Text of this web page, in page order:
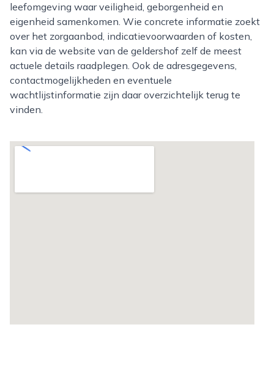
leefomgeving waar veiligheid, geborgenheid en
eigenheid samenkomen. Wie concrete informatie zoekt
over het zorgaanbod, indicatievoorwaarden of kosten,
kan via de website van de geldershof zelf de meest
actuele details raadplegen. Ook de adresgegevens,
contactmogelijkheden en eventuele
wachtlijstinformatie zijn daar overzichtelijk terug te
vinden.